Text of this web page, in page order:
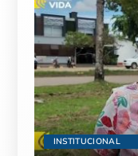
INSTITUCIONAL